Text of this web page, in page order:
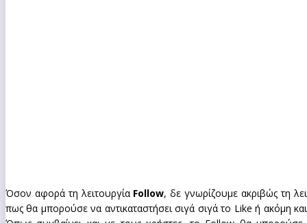
Όσον αφορά τη λειτουργία Follow, δε γνωρίζουμε ακριβώς τη
πως θα μπορούσε να αντικαταστήσει σιγά σιγά το Like ή ακόμη